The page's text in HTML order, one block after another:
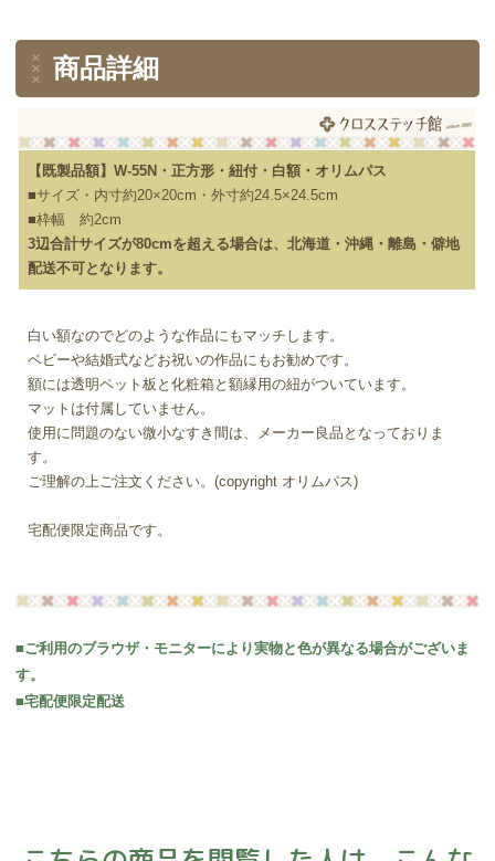
商品詳細
【既製品額】W-55N・正方形・紐付・白額・オリムパス
■サイズ・内寸約20×20cm・外寸約24.5×24.5cm
■枠幅 約2cm
3辺合計サイズが80cmを超える場合は、北海道・沖縄・離島・僻地
配送不可となります。
白い額なのでどのような作品にもマッチします。
ベビーや結婚式などお祝いの作品にもお勧めです。
額には透明ペット板と化粧箱と額縁用の紐がついています。
マットは付属していません。
使用に問題のない微小なすき間は、メーカー良品となっておりま
す。
ご理解の上ご注文ください。(copyright オリムパス)
宅配便限定商品です。
■ご利用のブラウザ・モニターにより実物と色が異なる場合がございま
す。
■宅配便限定配送